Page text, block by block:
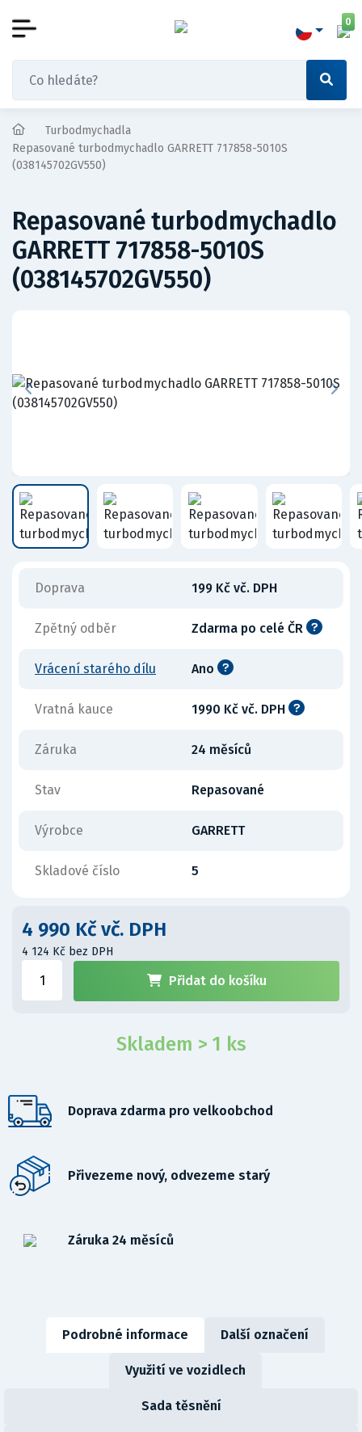
0
Turbodmychadla
Repasované turbodmychadlo GARRETT 717858-5010S
(038145702GV550)
Repasované turbodmychadlo
GARRETT 717858-5010S
(038145702GV550)
Doprava 199 Kč vč. DPH
Zpětný odběr Zdarma po celé ČR
Vrácení starého dílu Ano
Vratná kauce 1990 Kč vč. DPH
Záruka 24 měsíců
Stav Repasované
Výrobce GARRETT
Skladové číslo 5
4 990 Kč vč. DPH
4 124 Kč bez DPH
Přidat do košíku
Skladem > 1 ks
Doprava zdarma pro velkoobchod
Přivezeme nový, odvezeme starý
Záruka 24 měsíců
Podrobné informace Další označení
Využití ve vozidlech
Sada těsnění